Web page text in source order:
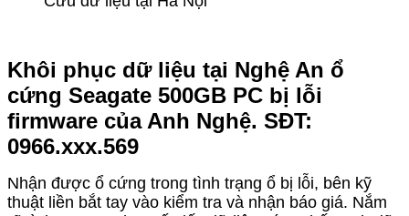
Khôi phục dữ liệu tại Nghệ An ổ
cứng Seagate 500GB PC bị lỗi
firmware của Anh Nghệ. SĐT:
0966.xxx.569
Nhận được ổ cứng trong tình trạng ổ bị lỗi, bên kỹ
thuật liền bắt tay vào kiểm tra và nhận báo giá. Nắm